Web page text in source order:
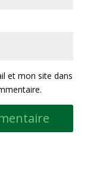
et mon site dans